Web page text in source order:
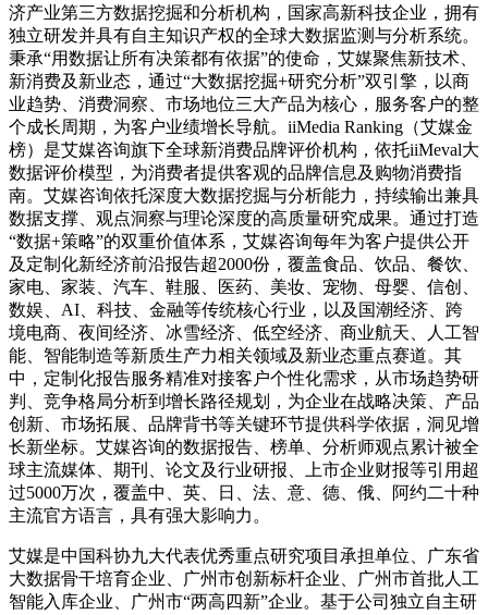
济产业第三方数据挖掘和分析机构，国家高新科技企业，拥有
独立研发并具有自主知识产权的全球大数据监测与分析系统。
秉承“用数据让所有决策都有依据”的使命，艾媒聚焦新技术、
新消费及新业态，通过“大数据挖掘+研究分析”双引擎，以商
业趋势、消费洞察、市场地位三大产品为核心，服务客户的整
个成长周期，为客户业绩增长导航。iiMedia Ranking（艾媒金
榜）是艾媒咨询旗下全球新消费品牌评价机构，依托iiMeval大
数据评价模型，为消费者提供客观的品牌信息及购物消费指
南。艾媒咨询依托深度大数据挖掘与分析能力，持续输出兼具
数据支撑、观点洞察与理论深度的高质量研究成果。通过打造
“数据+策略”的双重价值体系，艾媒咨询每年为客户提供公开
及定制化新经济前沿报告超2000份，覆盖食品、饮品、餐饮、
家电、家装、汽车、鞋服、医药、美妆、宠物、母婴、信创、
数娱、AI、科技、金融等传统核心行业，以及国潮经济、跨
境电商、夜间经济、冰雪经济、低空经济、商业航天、人工智
能、智能制造等新质生产力相关领域及新业态重点赛道。其
中，定制化报告服务精准对接客户个性化需求，从市场趋势研
判、竞争格局分析到增长路径规划，为企业在战略决策、产品
创新、市场拓展、品牌背书等关键环节提供科学依据，洞见增
长新坐标。艾媒咨询的数据报告、榜单、分析师观点累计被全
球主流媒体、期刊、论文及行业研报、上市企业财报等引用超
过5000万次，覆盖中、英、日、法、意、德、俄、阿约二十种
主流官方语言，具有强大影响力。
艾媒是中国科协九大代表优秀重点研究项目承担单位、广东省
大数据骨干培育企业、广州市创新标杆企业、广州市首批人工
智能入库企业、广州市“两高四新”企业。基于公司独立自主研